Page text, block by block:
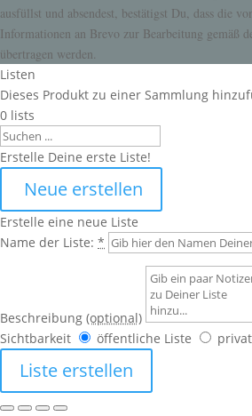
ausfüllst und absendest, bestätigst Du, dass die
Informationen an Brevo zur Bearbeitung gemäß
übertragen werden.
Listen
Dieses Produkt zu einer Sammlung
0 lists
Search
Erstelle Deine erste Liste!
Neue erstellen
Erstelle eine neue Liste
Name der Liste: *
Beschreibung (optional)
Sichtbarkeit
öffentliche Liste
Liste erstellen